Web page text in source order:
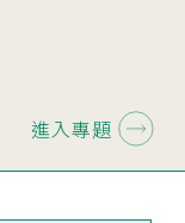
進入專題